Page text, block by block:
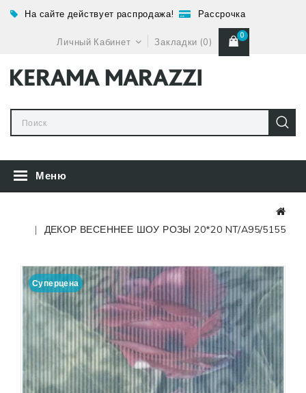
На сайте действует распродажа! Рассрочка
Личный Кабинет Закладки (0)
0
Меню
ДЕКОР ВЕСЕННЕЕ ШОУ РОЗЫ 20*20 NT/A95/5155
Суперцена